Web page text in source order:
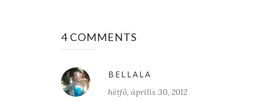
4 COMMENTS
BELLALA
hétfő, április 30, 2012